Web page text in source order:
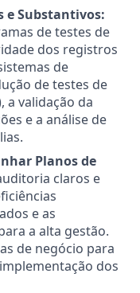
e Substantivos:
de testes de
dos registros
de
de testes de
a validação da
e a análise de
Planos de
claros e
e as
a alta gestão.
de negócio para
dos